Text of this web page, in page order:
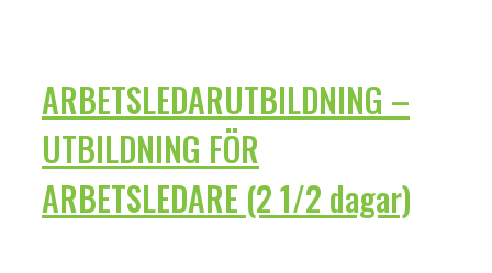
ARBETSLEDARUTBILDNING –
UTBILDNING FÖR
ARBETSLEDARE (2 1/2 dagar)